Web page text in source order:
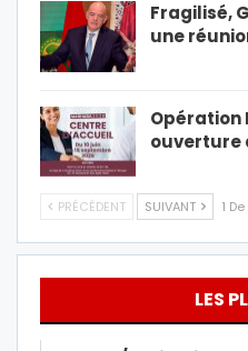
Fragilisé,
une
Opération
ouverture
PRÉCÉDENT SUIVANT 1
LES